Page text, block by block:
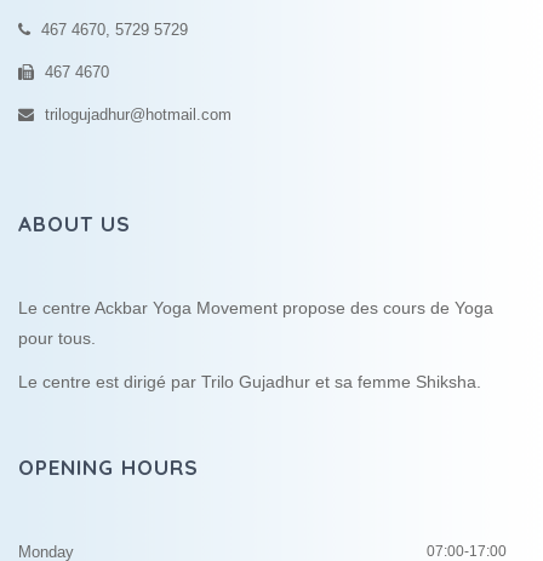
467 4670, 5729 5729
467 4670
trilogujadhur@hotmail.com
ABOUT US
Le centre Ackbar Yoga Movement propose des cours de Yoga
pour tous.
Le centre est dirigé par Trilo Gujadhur et sa femme Shiksha.
OPENING HOURS
Monday 07:00-17:00